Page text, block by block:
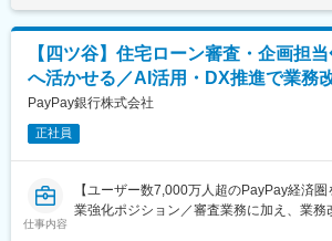
サポート体制が充実しております。
【Ｌ＆Ｆアセットファイナンスとは】
横浜フィナンシャルグループと三井住友信
不動産担保融資の専門金融会社です。
変更の範囲：会社の定める業務
※社内にて適宜連携をしながら業務を進め
■入社後のミッション
（1）不動産会社への営業活動
不動産会社向けに当社商品の提案営業を行
数社となり日頃から既存取引先へのフォロ
ーションを重ね、
必要な場面で真っ先にご相談いただけるよ
ていただくことがミッションとなります。
訪問時には、当社商品の特徴を説明する勉
上下する可能性があります。月給(月額)は
す。
【四ツ谷】住宅ローン審査・企画担
へ活かせる／AI活用・DX推進で業務
PayPay銀行株式会社
正社員
仕事内容
【ユーザー数7,000万人超のPayPay経済
業強化ポジション／審査業務に加え、業務